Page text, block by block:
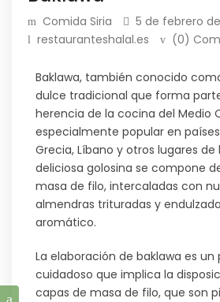
Comida Siria
5 de febrero
restauranteshalal.es
(0)
Baklawa, también conocido
dulce tradicional que forma
herencia de la cocina del Medio
especialmente popular en
Grecia, Líbano y otros lugares de
deliciosa golosina se compone
masa de filo, intercaladas con
almendras trituradas y
aromático.
La elaboración de baklawa es un
cuidadoso que implica la
capas de masa de filo, que son